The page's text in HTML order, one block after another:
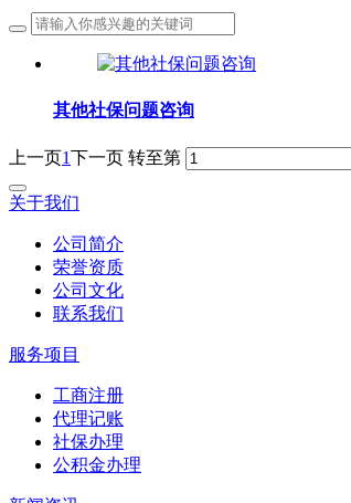
其他社保问题咨询
上一页1下一页 转至第
关于我们
公司简介
荣誉资质
公司文化
联系我们
服务项目
工商注册
代理记账
社保办理
公积金办理